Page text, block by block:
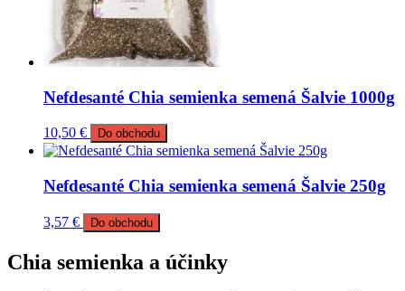
Nefdesanté Chia semienka semená Šalvie 1000g
10,50 € Do obchodu
Nefdesanté Chia semienka semená Šalvie 250g
3,57 € Do obchodu
Chia semienka a účinky